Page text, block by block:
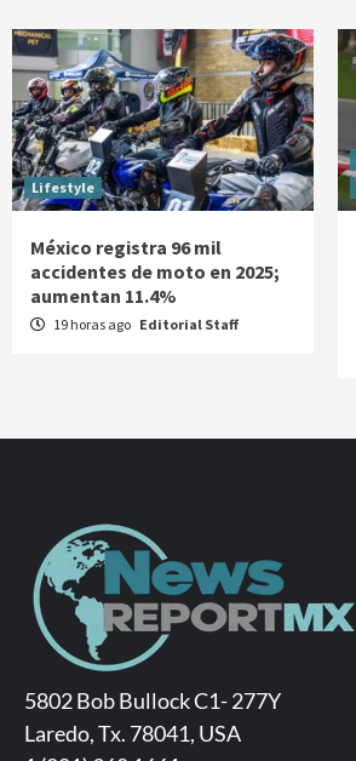
Lifestyle
México registra 96 mil
accidentes de moto en 2025;
aumentan 11.4%
19 horas ago Editorial Staff
5802 Bob Bullock C1- 277Y
Laredo, Tx. 78041, USA